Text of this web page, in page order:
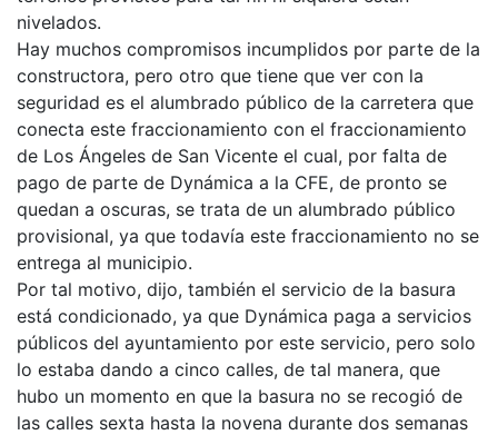
nivelados.
Hay muchos compromisos incumplidos por parte de la
constructora, pero otro que tiene que ver con la
seguridad es el alumbrado público de la carretera que
conecta este fraccionamiento con el fraccionamiento
de Los Ángeles de San Vicente el cual, por falta de
pago de parte de Dynámica a la CFE, de pronto se
quedan a oscuras, se trata de un alumbrado público
provisional, ya que todavía este fraccionamiento no se
entrega al municipio.
Por tal motivo, dijo, también el servicio de la basura
está condicionado, ya que Dynámica paga a servicios
públicos del ayuntamiento por este servicio, pero solo
lo estaba dando a cinco calles, de tal manera, que
hubo un momento en que la basura no se recogió de
las calles sexta hasta la novena durante dos semanas